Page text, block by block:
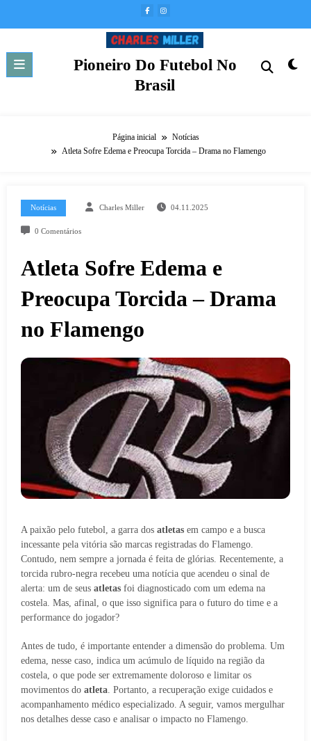
Pioneiro Do Futebol No
Brasil
Página inicial
Notícias
Atleta Sofre Edema e Preocupa Torcida – Drama no Flamengo
Notícias Charles Miller 04.11.2025
0 Comentários
Atleta Sofre Edema e
Preocupa Torcida – Drama
no Flamengo
A paixão pelo futebol, a garra dos atletas em campo e a busca
incessante pela vitória são marcas registradas do Flamengo.
Contudo, nem sempre a jornada é feita de glórias. Recentemente, a
torcida rubro-negra recebeu uma notícia que acendeu o sinal de
alerta: um de seus atletas foi diagnosticado com um edema na
costela. Mas, afinal, o que isso significa para o futuro do time e a
performance do jogador?
Antes de tudo, é importante entender a dimensão do problema. Um
edema, nesse caso, indica um acúmulo de líquido na região da
costela, o que pode ser extremamente doloroso e limitar os
movimentos do atleta . Portanto, a recuperação exige cuidados e
acompanhamento médico especializado. A seguir, vamos mergulhar
nos detalhes desse caso e analisar o impacto no Flamengo.